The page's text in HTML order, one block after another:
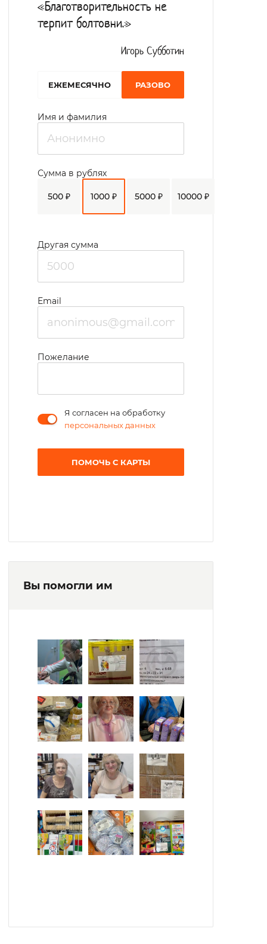
«Благотворительность не
терпит болтовни.»
Игорь Субботин
EЖЕМЕСЯЧНО РАЗОВО
Имя и фамилия
500 ₽ 1000 ₽ 5000 ₽ 10000 ₽
Сумма в рублях
Другая сумма
Email
Пожелание
Я согласен на обработку
персональных данных
ПОМОЧЬ С КАРТЫ
Вы помогли им